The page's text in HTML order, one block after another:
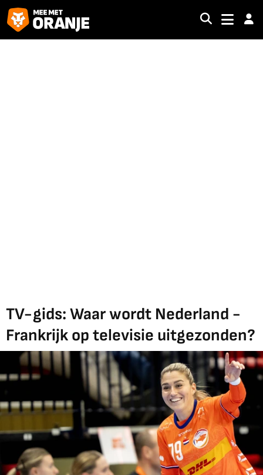
TV-gids: Waar wordt Nederland -
Frankrijk op televisie uitgezonden?